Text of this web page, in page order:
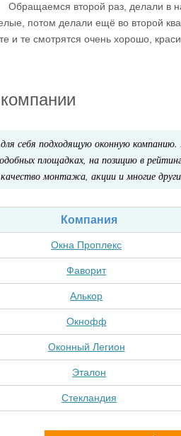
Обращаемся второй раз, делали в
потом делали ещё во второй
и те смотрятся очень хорошо,
себя подходящую оконную компанию.
площадках, на позицию в
качество монтажа, акции и многие
Компания
Окна Проплекс
Фаворит
Алькор
Окнофф
Оконный Легион
Эталон
Стекландия